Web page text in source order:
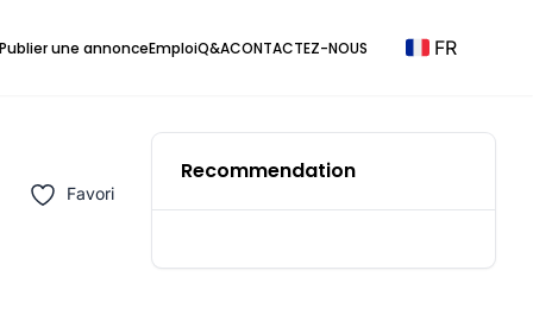
Publier une annonceEmploiQ&ACONTACTEZ-NOUS FR
Favori
Recommendation